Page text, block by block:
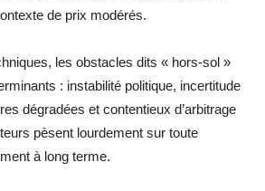
de prix modérés.
les obstacles dits « hors-sol »
: instabilité politique, incertitude
dégradées et contentieux d’arbitrage
pèsent lourdement sur toute
à long terme.